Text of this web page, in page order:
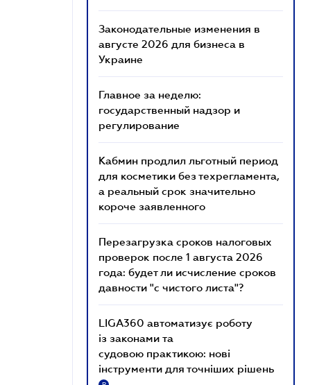
Законодательные изменения в
августе 2026 для бизнеса в
Украине
Главное за неделю:
государственный надзор и
регулирование
Кабмин продлил льготный период
для косметики без техрегламента,
а реальный срок значительно
короче заявленного
Перезагрузка сроков налоговых
проверок после 1 августа 2026
года: будет ли исчисление сроков
давности "с чистого листа"?
LIGA360 автоматизує роботу
із законами та
судовою практикою: нові
інструменти для точніших рішень